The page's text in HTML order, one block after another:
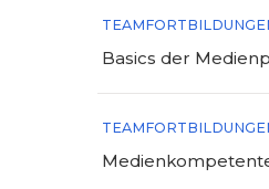
Basics der